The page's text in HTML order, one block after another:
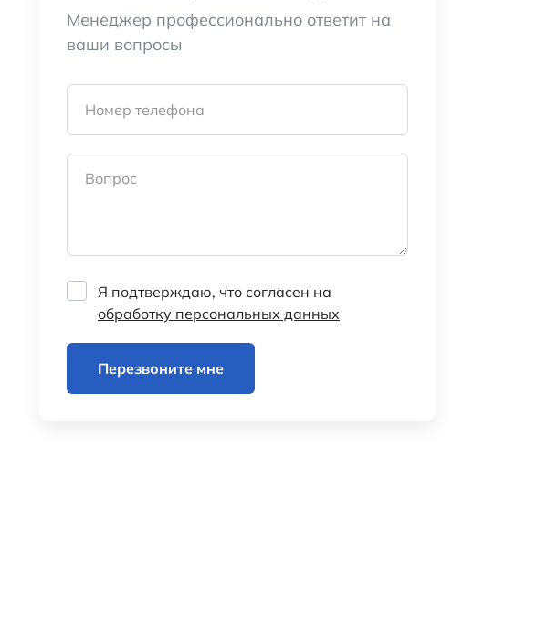
Менеджер профессионально ответит на
ваши вопросы
Номер телефона
Вопрос
Я подтверждаю, что согласен на
обработку персональных данных
Перезвоните мне